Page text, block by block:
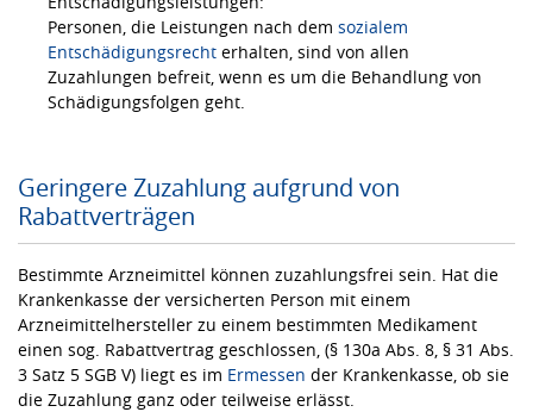
Personen, die Leistungen nach dem sozialem
Entschädigungsrecht erhalten, sind von allen
Zuzahlungen befreit, wenn es um die Behandlung von
Schädigungsfolgen geht.
Geringere Zuzahlung aufgrund von
Rabattverträgen
Bestimmte Arzneimittel können zuzahlungsfrei sein. Hat die
Krankenkasse der versicherten Person mit einem
Arzneimittelhersteller zu einem bestimmten Medikament
einen sog. Rabattvertrag geschlossen, (§ 130a Abs. 8, § 31 Abs.
3 Satz 5 SGB V) liegt es im Ermessen der Krankenkasse, ob sie
die Zuzahlung ganz oder teilweise erlässt.